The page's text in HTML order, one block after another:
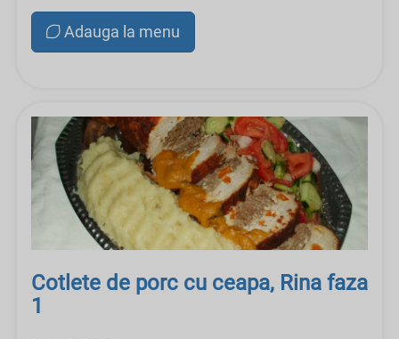
Adauga la menu
Cotlete de porc cu ceapa, Rina faza
1